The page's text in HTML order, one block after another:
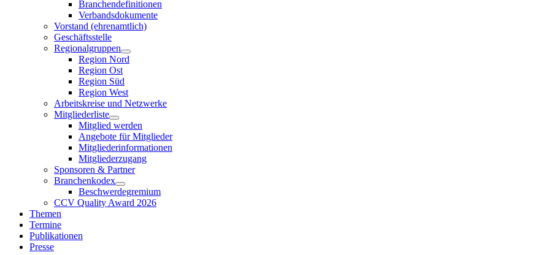
Branchendefinitionen
Verbandsdokumente
Vorstand (ehrenamtlich)
Geschäftsstelle
Regionalgruppen
Region Nord
Region Ost
Region Süd
Region West
Arbeitskreise und Netzwerke
Mitgliederliste
Mitglied werden
Angebote für Mitglieder
Mitgliederinformationen
Mitgliederzugang
Sponsoren & Partner
Branchenkodex
Beschwerdegremium
CCV Quality Award 2026
Themen
Termine
Publikationen
Presse